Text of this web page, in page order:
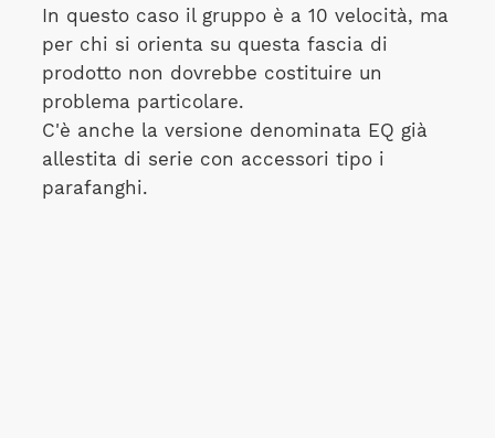
In questo caso il gruppo è a 10 velocità, ma
per chi si orienta su questa fascia di
prodotto non dovrebbe costituire un
problema particolare.
C'è anche la versione denominata EQ già
allestita di serie con accessori tipo i
parafanghi.